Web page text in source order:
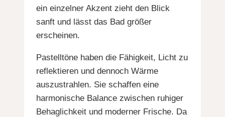
ein einzelner Akzent zieht den Blick
sanft und lässt das Bad größer
erscheinen.
Pastelltöne haben die Fähigkeit, Licht zu
reflektieren und dennoch Wärme
auszustrahlen. Sie schaffen eine
harmonische Balance zwischen ruhiger
Behaglichkeit und moderner Frische. Da